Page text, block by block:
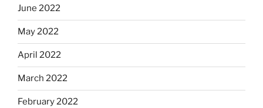
June 2022
May 2022
April 2022
March 2022
February 2022